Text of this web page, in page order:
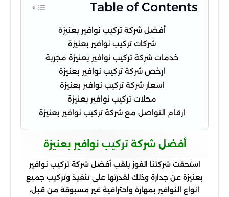
Table of Contents
أفضل شركة تركيب نوافير بعنيزة
شركات تركيب نوافير بعنيزة
خدمات شركة تركيب نوافير بعنيزة مجربة
ارخص شركة تركيب نوافير بعنيزة
اسعار شركة تركيب نوافير بعنيزة
محلات تركيب نوافير بعنيزة
ارقام التواصل مع شركة تركيب نوافير بعنيزة
أفضل شركة تركيب نوافير بعنيزة
استحقت شركتنا الفوز بلقب أفضل شركة تركيب نوافير
بعنيزة عن جدارة وذلك لقدرتها على تنفيذ وتركيب جميع
انواع النوافير بمهارة واحترافية غير مسبوقة من قبل،